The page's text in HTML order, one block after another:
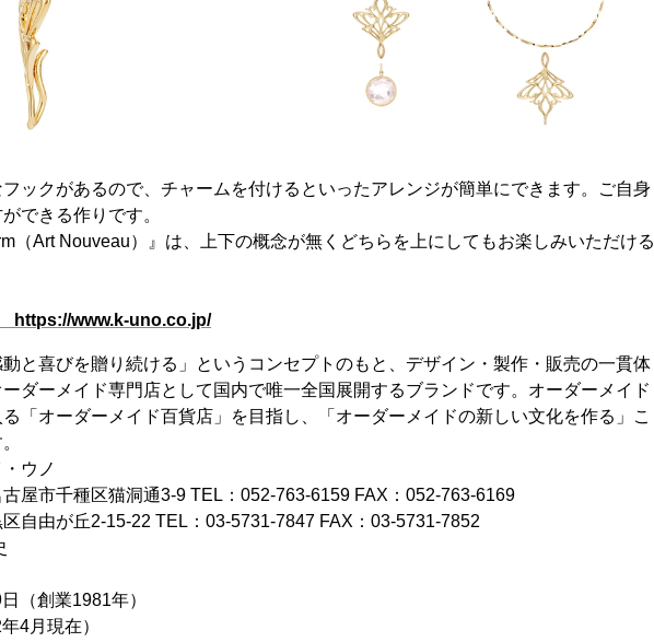
ックがあるので、チャームを付けるといったアレンジが簡単にできます。ご自身
できる作りです。
（Art Nouveau）』は、上下の概念が無くどちらを上にしてもお楽しみいただける
https://www.k-uno.co.jp/
動と喜びを贈り続ける」というコンセプトのもと、デザイン・製作・販売の一貫体
ダーメイド専門店として国内で唯一全国展開するブランドです。オーダーメイド
「オーダーメイド百貨店」を目指し、「オーダーメイドの新しい文化を作る」こ
ウノ
屋市千種区猫洞通3-9 TEL：052-763-6159 FAX：052-763-6169
自由が丘2-15-22 TEL：03-5731-7847 FAX：03-5731-7852
（創業1981年）
4月現在）